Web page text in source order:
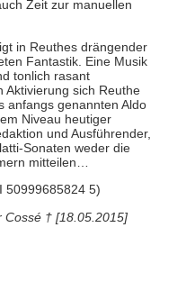
Zeit zur manuellen
in Reuthes drängender
Fantastik. Eine Musik
tonlich rasant
Aktivierung sich Reuthe
anfangs genannten Aldo
Niveau heutiger
und Ausführender,
Sonaten weder die
mitteilen…
50999685824 5)
Cossé † [18.05.2015]